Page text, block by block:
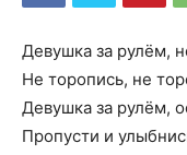
Девушка за рулём,
Не торопись, не
Девушка за рулём,
Пропусти и